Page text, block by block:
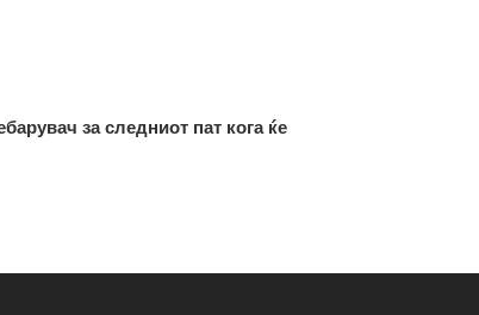
за следниот пат кога ќе